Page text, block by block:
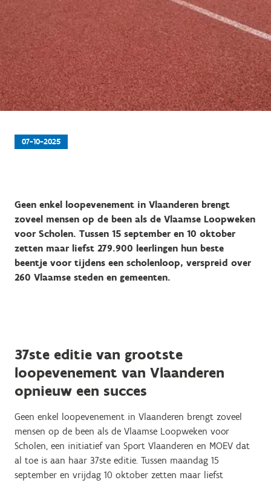
07-10-2025
Geen enkel loopevenement in Vlaanderen brengt
zoveel mensen op de been als de Vlaamse Loopweken
voor Scholen. Tussen 15 september en 10 oktober
zetten maar liefst 279.900 leerlingen hun beste
beentje voor tijdens een scholenloop, verspreid over
260 Vlaamse steden en gemeenten.
37ste editie van grootste
loopevenement van Vlaanderen
opnieuw een succes
Geen enkel loopevenement in Vlaanderen brengt zoveel
mensen op de been als de Vlaamse Loopweken voor
Scholen, een initiatief van Sport Vlaanderen en MOEV dat
al toe is aan haar 37ste editie. Tussen maandag 15
september en vrijdag 10 oktober zetten maar liefst